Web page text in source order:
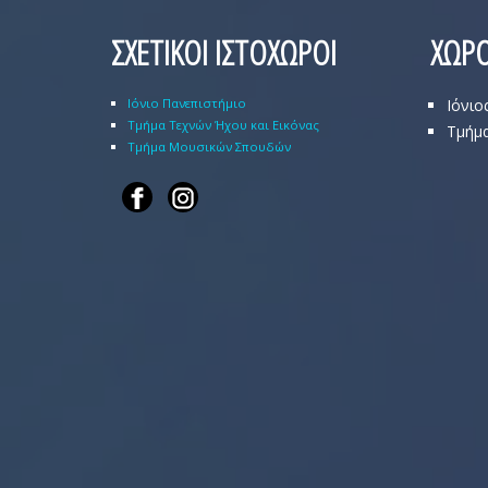
ΣΧΕΤΙΚΟΙ ΙΣΤΟΧΩΡΟΙ
Ιόνιο Πανεπιστήμιο
Τμήμα Τεχνών Ήχου και Εικόνας
Τμήμα Μουσικών Σπουδών